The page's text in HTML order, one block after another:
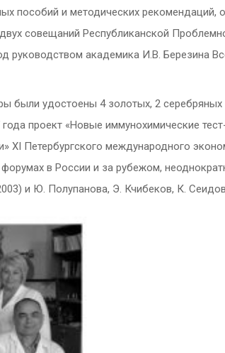
пособий и методических
совещаний Республиканской
руководством академика И.В. Березина
были удостоены 4 золотых, 2
проект «Новые иммунохимические
XI Петербургского международного
в России и за рубежом,
и Ю. Полупанова, Э. Кчибеков, К.